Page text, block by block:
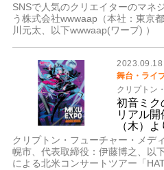
SNSで人気のクリエイターのマネ
う株式会社wwwaap（本社：東京
川元太、以下wwwaap(ワープ) ）
2023.09.18
舞台・ライ
クリプトン
初音ミク
リアル
（木）
クリプトン・フューチャー・メデ
幌市、代表取締役：伊藤博之、以
による北米コンサートツアー「